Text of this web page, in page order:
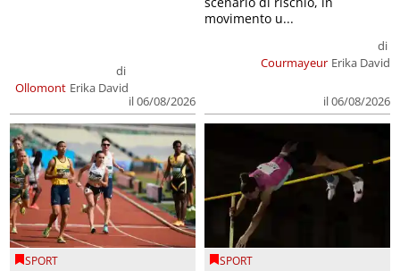
Ollomont
di
Erika David
il 06/08/2026
Courmayeur
di
Erika David
il 06/08/2026
movimento u...
SPORT SPORT